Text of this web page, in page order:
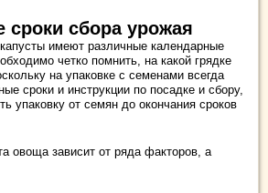
сроки сбора урожая
имеют различные календарные
четко помнить, на какой грядке
на упаковке с семенами всегда
сроки и инструкции по посадке и сбору,
упаковку от семян до окончания сроков
овоща зависит от ряда факторов, а